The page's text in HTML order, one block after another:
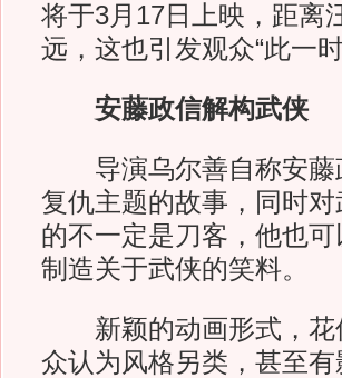
将于3月17日上映，距离
远，这也引发观众“此一
安藤政信解构武侠
导演乌尔善自称安藤
复仇主题的故事，同时
的不一定是刀客，他也
制造关于武侠的笑料。
新颖的动画形式，花
众认为风格另类，甚至